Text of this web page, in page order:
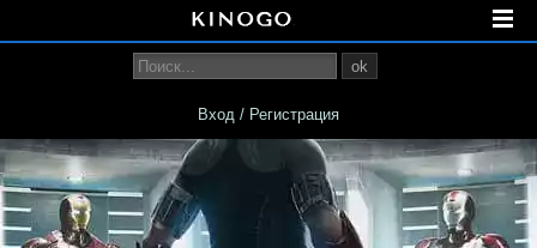
ok
Вход / Регистрация